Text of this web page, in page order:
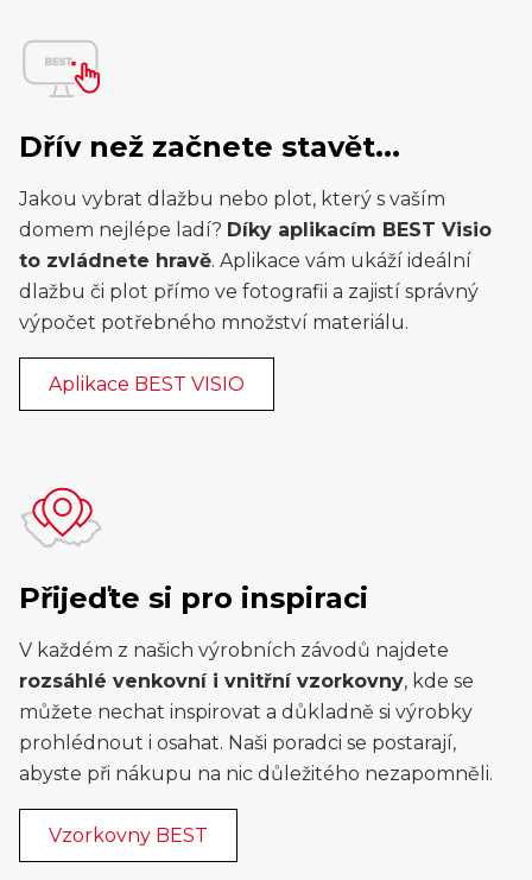
Dřív než začnete stavět...
Jakou vybrat dlažbu nebo plot, který s vaším
domem nejlépe ladí? Díky aplikacím BEST Visio
to zvládnete hravě. Aplikace vám ukáží ideální
dlažbu či plot přímo ve fotografii a zajistí správný
výpočet potřebného množství materiálu.
Aplikace BEST VISIO
Přijeďte si pro inspiraci
V každém z našich výrobních závodů najdete
rozsáhlé venkovní i vnitřní vzorkovny, kde se
můžete nechat inspirovat a důkladně si výrobky
prohlédnout i osahat. Naši poradci se postarají,
abyste při nákupu na nic důležitého nezapomněli.
Vzorkovny BEST